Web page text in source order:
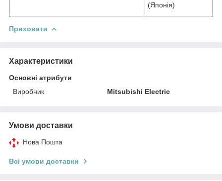
(Японія)
Приховати
Характеристики
Основні атрибути
Виробник
Mitsubishi Electric
Умови доставки
Нова Пошта
Всі умови доставки